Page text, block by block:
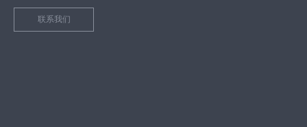
联系我们